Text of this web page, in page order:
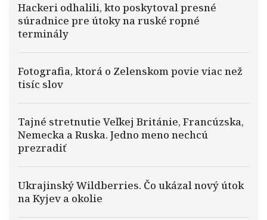
Hackeri odhalili, kto poskytoval presné
súradnice pre útoky na ruské ropné
terminály
Fotografia, ktorá o Zelenskom povie viac než
tisíc slov
Tajné stretnutie Veľkej Británie, Francúzska,
Nemecka a Ruska. Jedno meno nechcú
prezradiť
Ukrajinský Wildberries. Čo ukázal nový útok
na Kyjev a okolie